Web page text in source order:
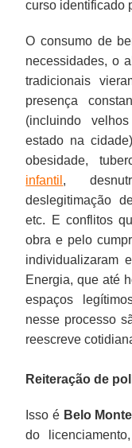
curso identificado
O consumo de
necessidades, o
tradicionais
presença
(incluindo
estado na
obesidade,
infantil ,
deslegitimação
etc. E conflitos
obra e pelo
individualizaram
Energia, que até
espaços
nesse processo
reescreve
Reiteração de
Isso é Belo Monte
do